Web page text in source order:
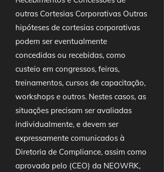
outras Cortesias Corporativas Outras
hipóteses de cortesias corporativas
podem ser eventualmente
concedidas ou recebidas, como
custeio em congressos, feiras,
treinamentos, cursos de capacitação,
workshops e outros. Nestes casos, as
situações precisam ser avaliadas
individualmente, e devem ser
expressamente comunicados à
Diretoria de Compliance, assim como
aprovada pelo (CEO) da NEOWRK,